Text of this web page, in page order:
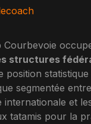
Courbevoie
structures
position
segmentée entre
internationale et
tatamis pour la